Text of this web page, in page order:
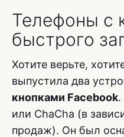
Телефоны с
быстрого
Хотите верьте,
выпустила два
кнопками Facebook.
или ChaCha (в
продаж). Он был